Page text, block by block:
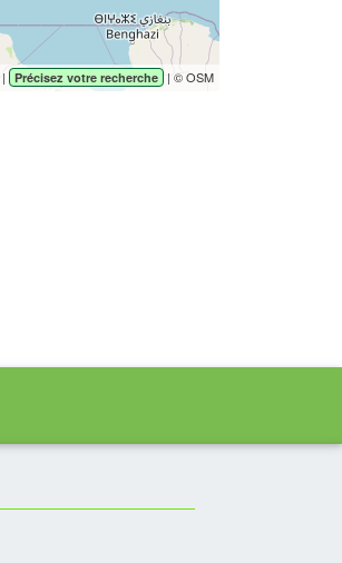
| Précisez votre recherche | © OSM